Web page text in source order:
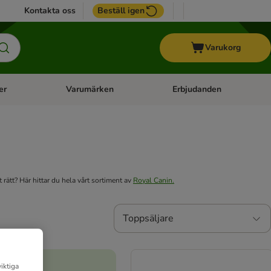
Kontakta oss Beställ igen
Varukorg
Häst Open category menu: Veterinärfoder
Varumärken Open category menu:
Erbjudanden
Här hittar du hela vårt sortiment av Royal Canin.
Toppsäljare